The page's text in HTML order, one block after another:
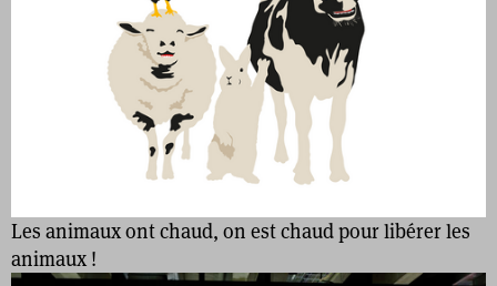
Les animaux ont chaud, on est chaud pour libérer les
animaux !